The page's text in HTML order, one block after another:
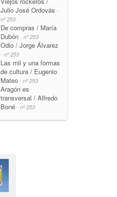
Julio José Ordovás -
nº 253
De compras / María
Dubón - nº 253
Odio / Jorge Álvarez
- nº 253
Las mil y una formas
de cultura / Eugenio
Mateo - nº 253
Aragón es
transversal / Alfredo
Boné - nº 253